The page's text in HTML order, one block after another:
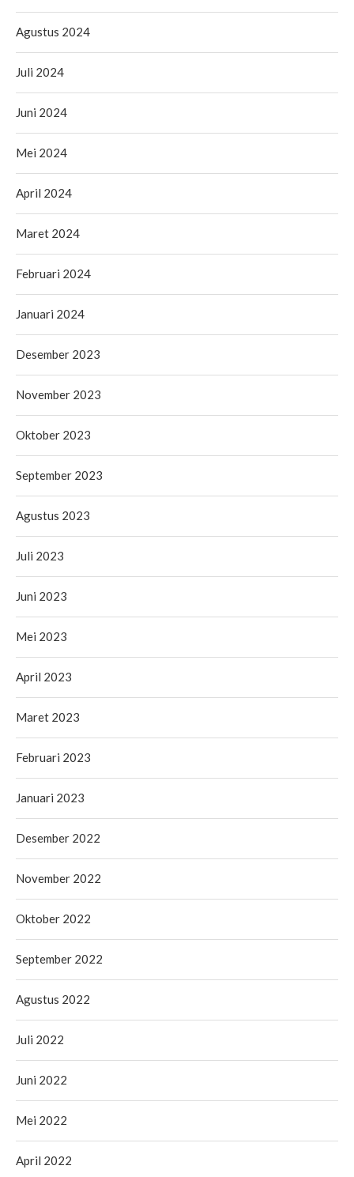
Agustus 2024
Juli 2024
Juni 2024
Mei 2024
April 2024
Maret 2024
Februari 2024
Januari 2024
Desember 2023
November 2023
Oktober 2023
September 2023
Agustus 2023
Juli 2023
Juni 2023
Mei 2023
April 2023
Maret 2023
Februari 2023
Januari 2023
Desember 2022
November 2022
Oktober 2022
September 2022
Agustus 2022
Juli 2022
Juni 2022
Mei 2022
April 2022